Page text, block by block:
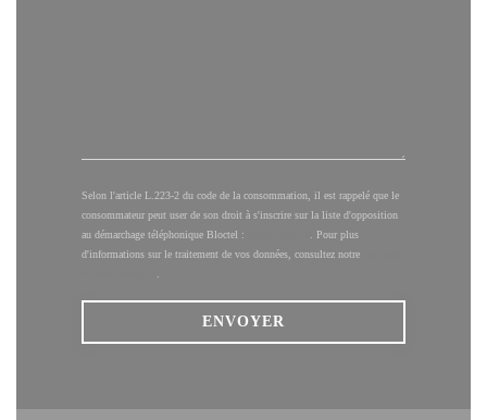
Selon l'article L.223-2 du code de la consommation, il est rappelé que le
consommateur peut user de son droit à s'inscrire sur la liste d'opposition
au démarchage téléphonique Bloctel :
. Pour plus
d'informations sur le traitement de vos données, consultez notre